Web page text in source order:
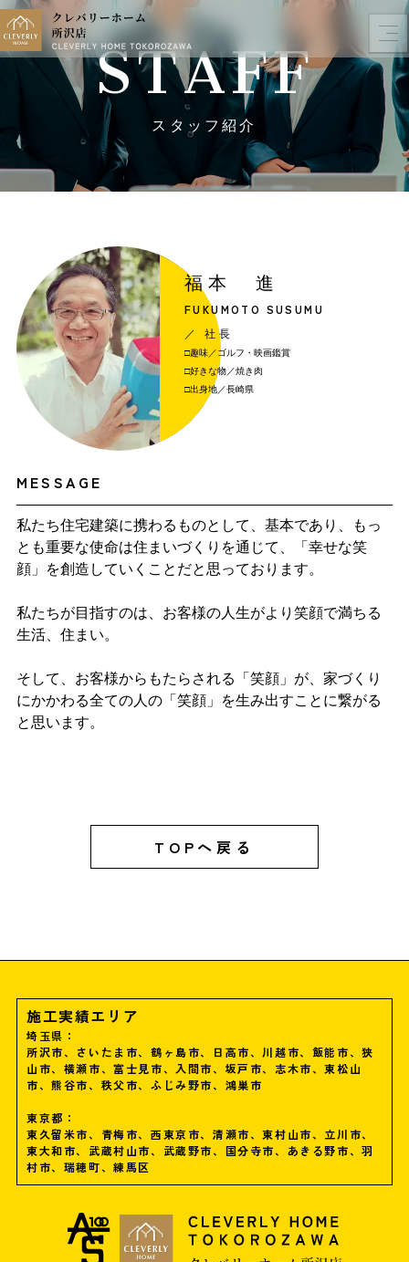
STAFF
スタッフ紹介
福本 進
FUKUMOTO SUSUMU
／ 社長
□趣味／ゴルフ・映画鑑賞
□好きな物／焼き肉
□出身地／長崎県
MESSAGE
私たち住宅建築に携わるものとして、基本であり、もっ
とも重要な使命は住まいづくりを通じて、「幸せな笑
顔」を創造していくことだと思っております。
私たちが目指すのは、お客様の人生がより笑顔で満ちる
生活、住まい。
そして、お客様からもたらされる「笑顔」が、家づくり
にかかわる全ての人の「笑顔」を生み出すことに繋がる
と思います。
TOPへ戻る
施工実績エリア
埼玉県：
所沢市、さいたま市、鶴ヶ島市、日高市、川越市、飯能市、狭
山市、横瀬市、富士見市、入間市、坂戸市、志木市、東松山
市、熊谷市、秩父市、ふじみ野市、鴻巣市
東京都：
東久留米市、青梅市、西東京市、清瀬市、東村山市、立川市、
東大和市、武蔵村山市、武蔵野市、国分寺市、あきる野市、羽
村市、瑞穂町、練馬区